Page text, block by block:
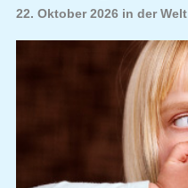
22. Oktober 2026 in der Welt